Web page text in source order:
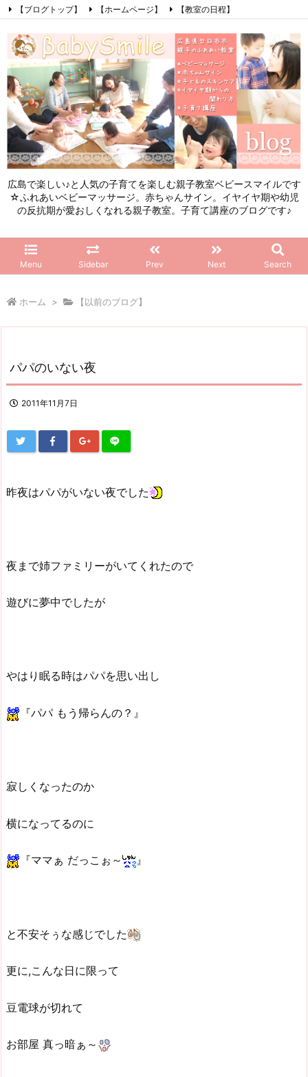
広島で楽しい♪と人気の子育てを楽しむ親子教室ベビースマイルです
☆ふれあいベビーマッサージ。赤ちゃんサイン。イヤイヤ期や幼児
の反抗期が愛おしくなれる親子教室。子育て講座のブログです♪
Menu Sidebar Prev Next Search
【ブログトップ】 【ホームページ】
【教室の日程】
【初めてこのブログを見る方へ】
Facebook Instagram
LINE
RSS
Feedly
ホーム > 【以前のブログ】
パパのいない夜
2011年11月7日
昨夜はパパがいない夜でした
夜まで姉ファミリーがいてくれたので
遊びに夢中でしたが
やはり眠る時はパパを思い出し
『パパ もう帰らんの？』
寂しくなったのか
横になってるのに
『ママぁ だっこぉ～ 』
と不安そぅな感じでした
更に,こんな日に限って
豆電球が切れて
お部屋 真っ暗ぁ～